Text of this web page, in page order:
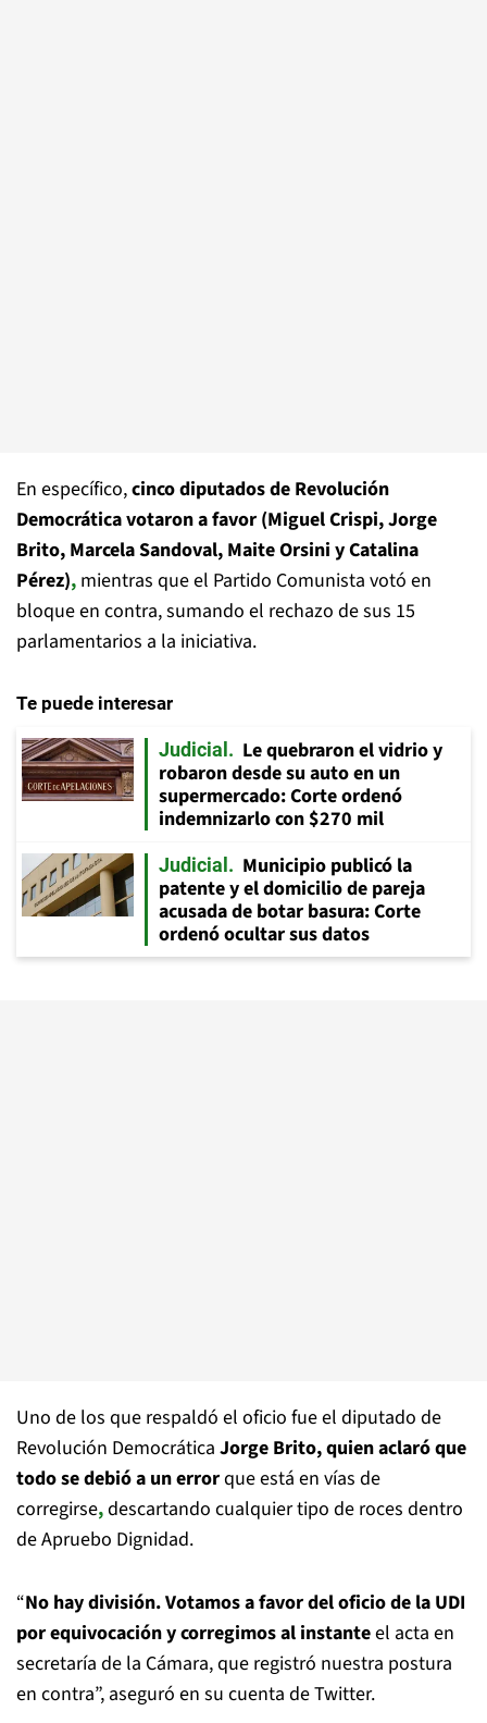
En específico,cinco diputados de Revolución
Democrática votaron a favor (Miguel Crispi, Jorge
Brito, Marcela Sandoval, Maite Orsini y Catalina
Pérez), mientras que el Partido Comunista votó en
bloque en contra, sumando el rechazo de sus 15
parlamentarios a la iniciativa.
Te puede interesar
Judicial
Le quebraron el vidrio y
robaron desde su auto en un
supermercado: Corte ordenó
indemnizarlo con $270 mil
Judicial
Municipio publicó la
patente y el domicilio de pareja
acusada de botar basura: Corte
ordenó ocultar sus datos
Uno de los que respaldó el oficio fue el diputado de
Revolución Democrática Jorge Brito, quien aclaró que
todo se debió a un errorque está en vías de
corregirse,descartando cualquier tipo de roces dentro
de Apruebo Dignidad.
“No hay división. Votamos a favor del oficio de la UDI
por equivocación y corregimos al instanteel acta en
secretaría de la Cámara, que registró nuestra postura
en contra”, aseguró en su cuenta de Twitter.